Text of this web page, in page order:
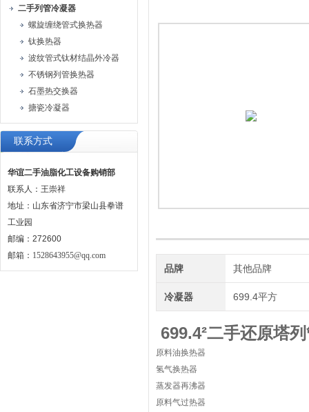
二手列管冷凝器
螺旋缠绕管式换热器
钛换热器
波纹管式钛材结晶外冷器
不锈钢列管换热器
石墨热交换器
搪瓷冷凝器
联系方式
华谊二手油脂化工设备购销部
联系人：王崇祥
地址：山东省济宁市梁山县拳谱
工业园
邮编：272600
邮箱： 1528643955@qq.com
品牌 其他品牌
冷凝器 699.4平方
699.4²二手还原塔
原料油换热器
氢气换热器
蒸发器再沸器
原料气过热器